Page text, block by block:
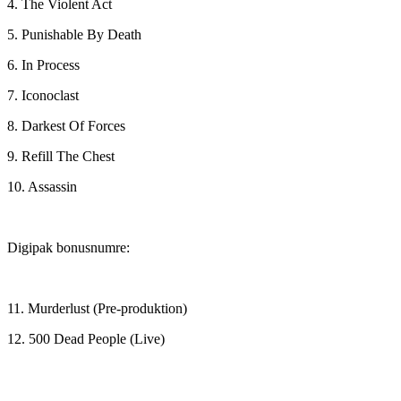
4. The Violent Act
5. Punishable By Death
6. In Process
7. Iconoclast
8. Darkest Of Forces
9. Refill The Chest
10. Assassin
Digipak bonusnumre:
11. Murderlust (Pre-produktion)
12. 500 Dead People (Live)